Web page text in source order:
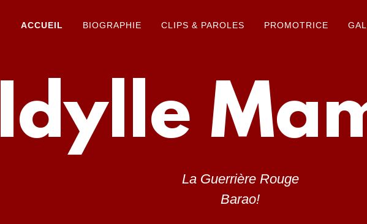
ACCUEIL BIOGRAPHIE CLIPS & PAROLES PROMOTRICE
Idylle
La Guerrière Rouge
Barao!